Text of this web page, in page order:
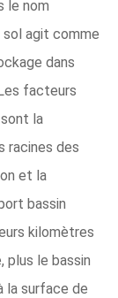
le nom
agit comme
dans
facteurs
la
racines des
et la
bassin
kilomètres
plus le bassin
la surface de